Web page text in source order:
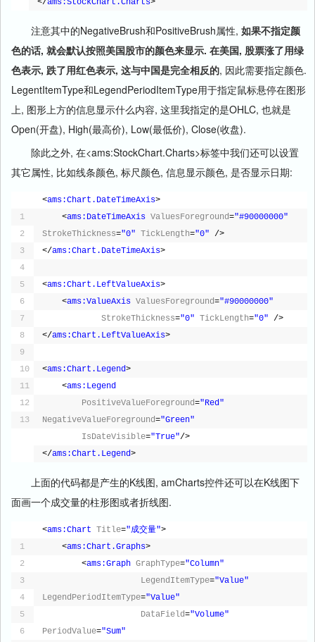
注意其中的NegativeBrush和PositiveBrush属性, 如果不指定颜
色的话, 就会默认按照美国股市的颜色来显示. 在美国, 股票涨了用绿
色表示, 跌了用红色表示, 这与中国是完全相反的, 因此需要指定颜色.
LegentItemType和LegendPeriodItemType用于指定鼠标悬停在图形
上, 图形上方的信息显示什么内容, 这里我指定的是OHLC, 也就是
Open(开盘), High(最高价), Low(最低价), Close(收盘).
除此之外, 在<ams:StockChart.Charts>标签中我们还可以设置
其它属性, 比如线条颜色, 标尺颜色, 信息显示颜色, 是否显示日期:
1
2
3
4
5
6
7
8
9
10
11
12
13
<ams:Chart.DateTimeAxis>
<ams:DateTimeAxis ValuesForeground="#90000000"
StrokeThickness="0" TickLength="0" />
</ams:Chart.DateTimeAxis>
<ams:Chart.LeftValueAxis>
<ams:ValueAxis ValuesForeground="#90000000"
StrokeThickness="0" TickLength="0" />
</ams:Chart.LeftValueAxis>
<ams:Chart.Legend>
<ams:Legend
PositiveValueForeground="Red"
NegativeValueForeground="Green"
IsDateVisible="True"/>
</ams:Chart.Legend>
上面的代码都是产生的K线图, amCharts控件还可以在K线图下
面画一个成交量的柱形图或者折线图.
1
2
3
4
5
6
<ams:Chart Title="成交量">
<ams:Chart.Graphs>
<ams:Graph GraphType="Column"
LegendItemType="Value"
LegendPeriodItemType="Value"
DataField="Volume"
PeriodValue="Sum"